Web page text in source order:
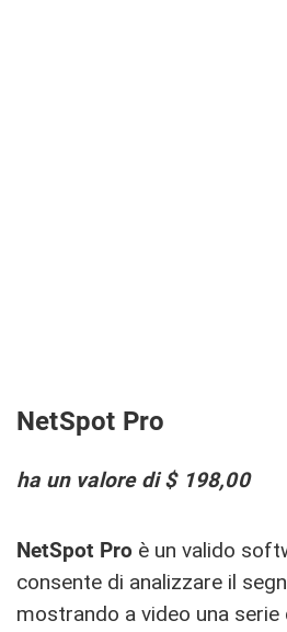
NetSpot Pro
ha un valore di $ 198,00
NetSpot Pro è un valido
consente di analizzare il
mostrando a video una